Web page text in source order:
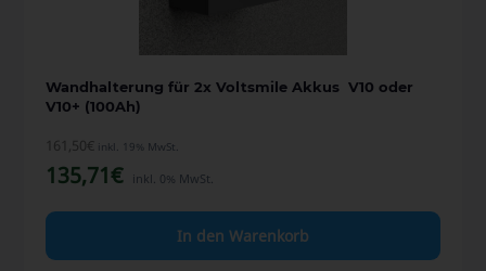
Wandhalterung für 2x Voltsmile Akkus V10 oder
V10+ (100Ah)
161,50€ inkl. 19% MwSt.
135,71€ inkl. 0% MwSt.
In den Warenkorb